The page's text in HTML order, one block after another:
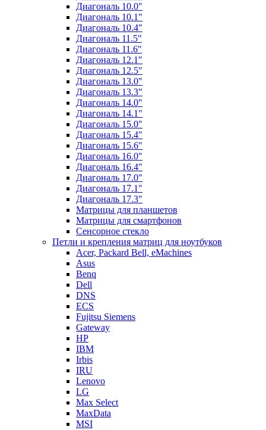
Диагональ 10.0"
Диагональ 10.1"
Диагональ 10.4"
Диагональ 11.5"
Диагональ 11.6"
Диагональ 12.1"
Диагональ 12.5"
Диагональ 13.0"
Диагональ 13.3"
Диагональ 14.0"
Диагональ 14.1"
Диагональ 15.0"
Диагональ 15.4"
Диагональ 15.6"
Диагональ 16.0"
Диагональ 16.4"
Диагональ 17.0"
Диагональ 17.1"
Диагональ 17.3"
Матрицы для планшетов
Матрицы для смартфонов
Сенсорное стекло
Петли и крепления матриц для ноутбуков
Acer, Packard Bell, eMachines
Asus
Benq
Dell
DNS
ECS
Fujitsu Siemens
Gateway
HP
IBM
Irbis
IRU
Lenovo
LG
Max Select
MaxData
MSI